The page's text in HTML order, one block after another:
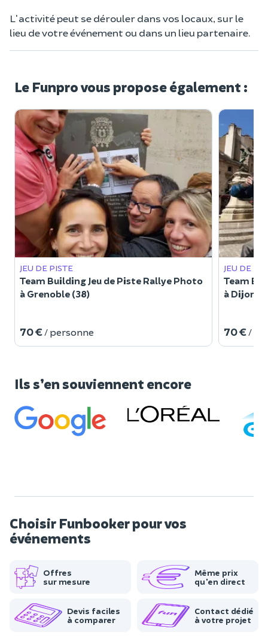
L'activité peut se dérouler dans vos locaux, sur le
lieu de votre événement ou dans un lieu partenaire.
Le Funpro vous propose également :
JEU DE PISTE
Team Building Jeu de Piste Rallye Photo
à Grenoble (38)
70 € / personne
JEU DE
Team
à Dijon
70 € /
Ils s’en souviennent encore
Choisir Funbooker pour vos
événements
Offres
sur mesure
Même prix
qu'en direct
Devis faciles
à comparer
Contact dédié
à votre projet